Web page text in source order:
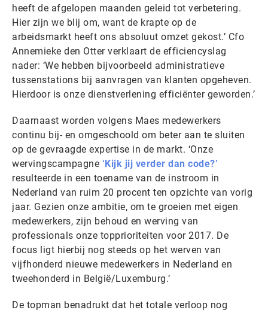
heeft de afgelopen maanden geleid tot verbetering.
Hier zijn we blij om, want de krapte op de
arbeidsmarkt heeft ons absoluut omzet gekost.’ Cfo
Annemieke den Otter verklaart de efficiencyslag
nader: ‘We hebben bijvoorbeeld administratieve
tussenstations bij aanvragen van klanten opgeheven.
Hierdoor is onze dienstverlening efficiënter geworden.’
Daarnaast worden volgens Maes medewerkers
continu bij- en omgeschoold om beter aan te sluiten
op de gevraagde expertise in de markt. ‘Onze
wervingscampagne ‘Kijk jij verder dan code?’
resulteerde in een toename van de instroom in
Nederland van ruim 20 procent ten opzichte van vorig
jaar. Gezien onze ambitie, om te groeien met eigen
medewerkers, zijn behoud en werving van
professionals onze topprioriteiten voor 2017. De
focus ligt hierbij nog steeds op het werven van
vijfhonderd nieuwe medewerkers in Nederland en
tweehonderd in België/Luxemburg.’
De topman benadrukt dat het totale verloop nog